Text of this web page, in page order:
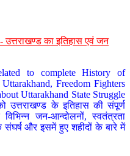
का इतिहास एवं जन
to complete History of
Freedom Fighters
Uttarakhand State Struggle
उत्तराखण्ड के इतिहास की संपूर्ण
जन-आन्दोलनों, स्वतंत्रता
संघर्ष और इसमें हुए शहीदों के बारे में